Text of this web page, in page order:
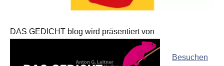
DAS GEDICHT blog wird präsentiert von
Besuchen